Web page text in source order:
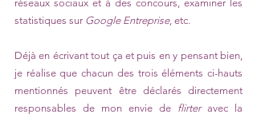
réseaux sociaux et à des concours, examiner les
statistiques sur Google Entreprise, etc.
Déjà en écrivant tout ça et puis en y pensant bien,
je réalise que chacun des trois éléments ci-hauts
mentionnés peuvent être déclarés directement
responsables de mon envie de flirter avec la